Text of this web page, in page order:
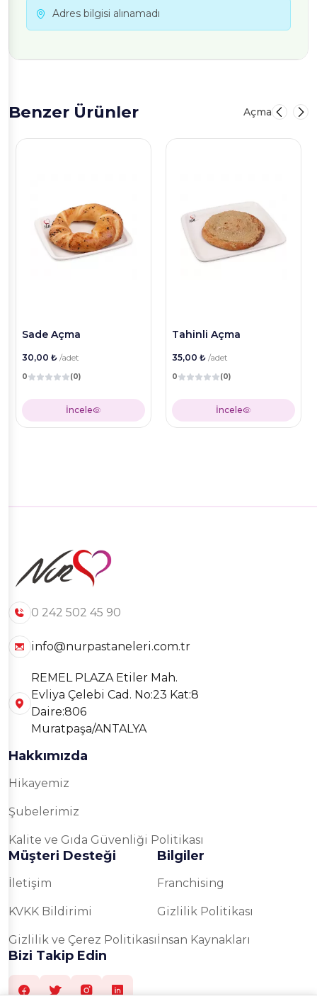
Adres bilgisi alınamadı
Benzer Ürünler Açma
Sade Açma
30,00 ₺ /adet
0 (0)
İncele
Tahinli Açma
35,00 ₺ /adet
0 (0)
İncele
0 242 502 45 90
info@nurpastaneleri.com.tr
REMEL PLAZA Etiler Mah.
Evliya Çelebi Cad. No:23 Kat:8
Daire:806
Muratpaşa/ANTALYA
Hakkımızda
Hikayemiz
Şubelerimiz
Kalite ve Gıda Güvenliği Politikası
Müşteri Desteği
İletişim
KVKK Bildirimi
Gizlilik ve Çerez Politikası
Bilgiler
Franchising
Gizlilik Politikası
İnsan Kaynakları
Bizi Takip Edin